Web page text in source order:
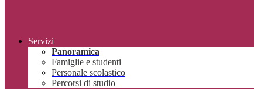
Servizi
Panoramica
Famiglie e studenti
Personale scolastico
Percorsi di studio